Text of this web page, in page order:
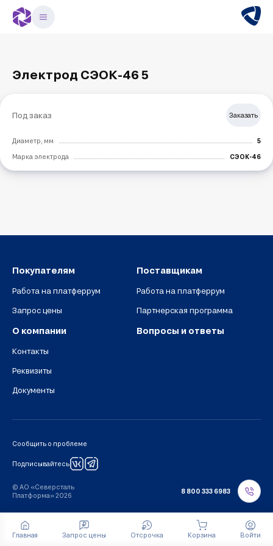
Электрод СЭОК-46 5
Под заказ Заказать
Диаметр, мм 5
Марка электрода СЭОК-46
Покупателям
Работа на платферрум
Запрос цены
Поставщикам
Работа на платферрум
Партнерская программа
О компании
Контакты
Реквизиты
Документы
Вопросы и ответы
Сообщить о проблеме
© АО «Северсталь
Платформа» 2026
Подписывайтесь
8 800 333 6983
Главная Запрос цены Отсрочка Корзина Войти